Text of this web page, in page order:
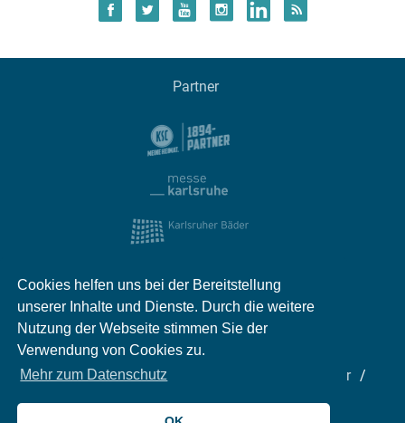
Cookies helfen uns bei der Bereitstellung
unserer Inhalte und Dienste. Durch die weitere
Nutzung der Webseite stimmen Sie der
Verwendung von Cookies zu.
Mehr zum Datenschutz
Partner
Impressum Kontakt
Partner